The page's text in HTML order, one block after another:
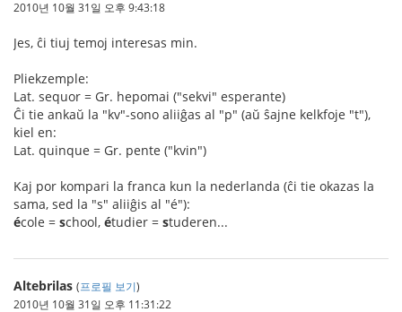
2010년 10월 31일 오후 9:43:18
Jes, ĉi tiuj temoj interesas min.
Pliekzemple:
Lat. sequor = Gr. hepomai ("sekvi" esperante)
Ĉi tie ankaŭ la "kv"-sono aliiĝas al "p" (aŭ ŝajne kelkfoje "t"),
kiel en:
Lat. quinque = Gr. pente ("kvin")
Kaj por kompari la franca kun la nederlanda (ĉi tie okazas la
sama, sed la "s" aliiĝis al "é"):
école = school, étudier = studeren...
Altebrilas (프로필 보기)
2010년 10월 31일 오후 11:31:22